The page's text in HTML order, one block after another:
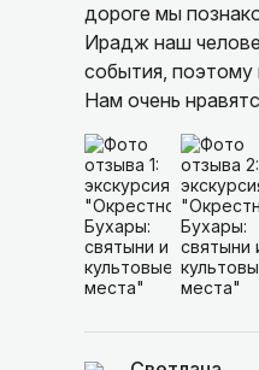
дороге мы
Ирадж наш
события, поэтому
Нам очень
Экскурсия
кафешки попить
Ираджа знают
знаниями.
Нам
локациях .